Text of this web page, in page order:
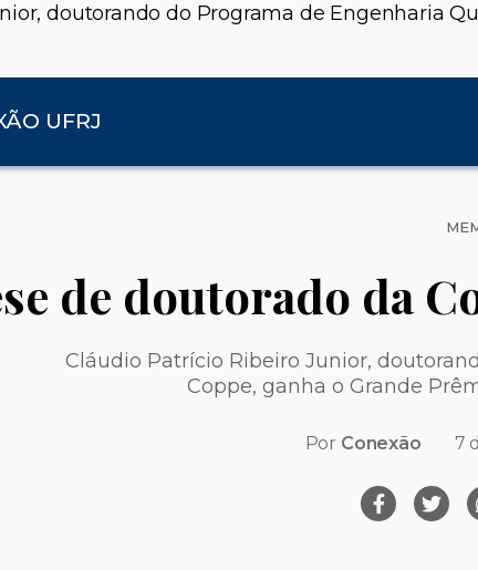
doutorando do Programa de Engenharia
UFRJ
de doutorado da
Cláudio Patrício Ribeiro Junior,
Coppe, ganha o Grande
Por Conexão 7